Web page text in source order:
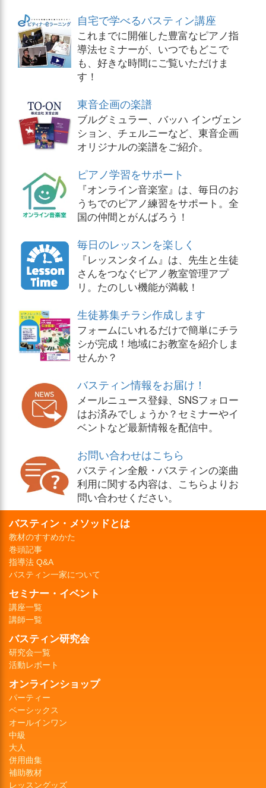
自宅で学べるバスティン講座
これまでに開催した豊富なピアノ指
導法セミナーが、いつでもどこで
も、好きな時間にご覧いただけま
す！
東音企画の楽譜
ブルグミュラー、バッハ インヴェン
ション、チェルニーなど、東音企画
オリジナルの楽譜をご紹介。
ピアノ学習をサポート
『オンライン音楽室』は、毎日のお
うちでのピアノ練習をサポート。全
国の仲間とがんばろう！
毎日のレッスンを楽しく
『レッスンタイム』は、先生と生徒
さんをつなぐピアノ教室管理アプ
リ。たのしい機能が満載！
生徒募集チラシ作成します
フォームにいれるだけで簡単にチラ
シが完成！地域にお教室を紹介しま
せんか？
バスティン情報をお届け！
メールニュース登録、SNSフォロー
はお済みでしょうか？セミナーやイ
ベントなど最新情報を配信中。
お問い合わせはこちら
バスティン全般・バスティンの楽曲
利用に関する内容は、こちらよりお
問い合わせください。
バスティン・メソッドとは
教材のすすめかた
巻頭記事
指導法 Q&A
バスティン一家について
セミナー・イベント
講座一覧
講師一覧
バスティン研究会
研究会一覧
活動レポート
オンラインショップ
パーティー
ベーシックス
オールインワン
中級
大人
併用曲集
補助教材
レッスングッズ